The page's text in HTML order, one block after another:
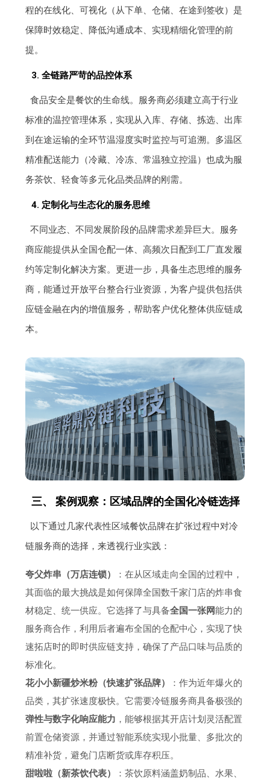
程的在线化、可视化（从下单、仓储、在途到签收）是
保障时效稳定、降低沟通成本、实现精细化管理的前
提。
3. 全链路严苛的品控体系
食品安全是餐饮的生命线。服务商必须建立高于行业
标准的温控管理体系，实现从入库、存储、拣选、出库
到在途运输的全环节温湿度实时监控与可追溯。多温区
精准配送能力（冷藏、冷冻、常温独立控温）也成为服
务茶饮、轻食等多元化品类品牌的刚需。
4. 定制化与生态化的服务思维
不同业态、不同发展阶段的品牌需求差异巨大。服务
商应能提供从全国仓配一体、高频次日配到工厂直发履
约等定制化解决方案。更进一步，具备生态思维的服务
商，能通过开放平台整合行业资源，为客户提供包括供
应链金融在内的增值服务，帮助客户优化整体供应链成
本。
三、 案例观察：区域品牌的全国化冷链选择
以下通过几家代表性区域餐饮品牌在扩张过程中对冷
链服务商的选择，来透视行业实践：
夸父炸串（万店连锁）
：在从区域走向全国的过程中，
其面临的最大挑战是如何保障全国数千家门店的炸串食
材稳定、统一供应。它选择了与具备全国一张网能力的
服务商合作，利用后者遍布全国的仓配中心，实现了快
速拓店时的即时供应链支持，确保了产品口味与品质的
标准化。
花小小新疆炒米粉（快速扩张品牌）
：作为近年爆火的
品类，其扩张速度极快。它需要冷链服务商具备极强的
弹性与数字化响应能力 ，能够根据其开店计划灵活配置
前置仓储资源，并通过智能系统实现小批量、多批次的
精准补货，避免门店断货或库存积压。
甜啦啦（新茶饮代表）
：茶饮原料涵盖奶制品、水果、